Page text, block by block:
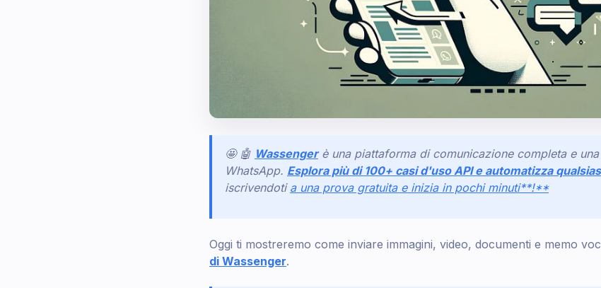
🤩 🤖 Wassengerè una piattaforma di comunicazione completa e
WhatsApp. Esplora più di 100+ casi d'uso API e automatizza
iscrivendoti a una prova gratuita e inizia in pochi minuti**!**
Oggi ti mostreremo come inviare immagini, video, documenti e memo
di Wassenger.